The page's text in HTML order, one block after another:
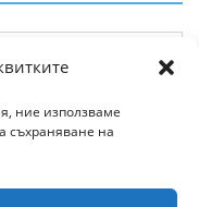
ние използваме
съхраняване на